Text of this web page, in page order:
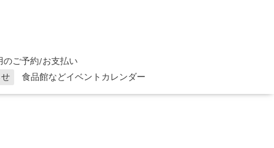
のご予約/お支払い
食品館などイベントカレンダー